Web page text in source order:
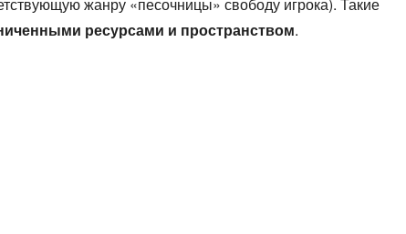
ресурсами и пространством.